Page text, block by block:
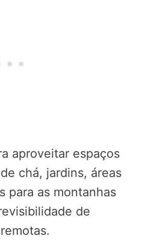
aproveitar espaços
chá, jardins, áreas
para as montanhas
de